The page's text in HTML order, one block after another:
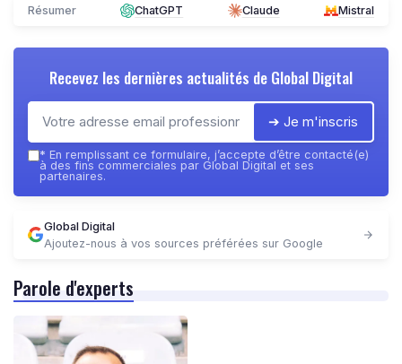
Résumer ChatGPT Claude Mistral
Recevez les dernières actualités de Global Digital
➔ Je m'inscris
* En remplissant ce formulaire, j’accepte d’être contacté(e)
à des fins commerciales par Global Digital et ses
partenaires.
Global Digital
Ajoutez-nous à vos sources préférées sur Google
Parole d'experts